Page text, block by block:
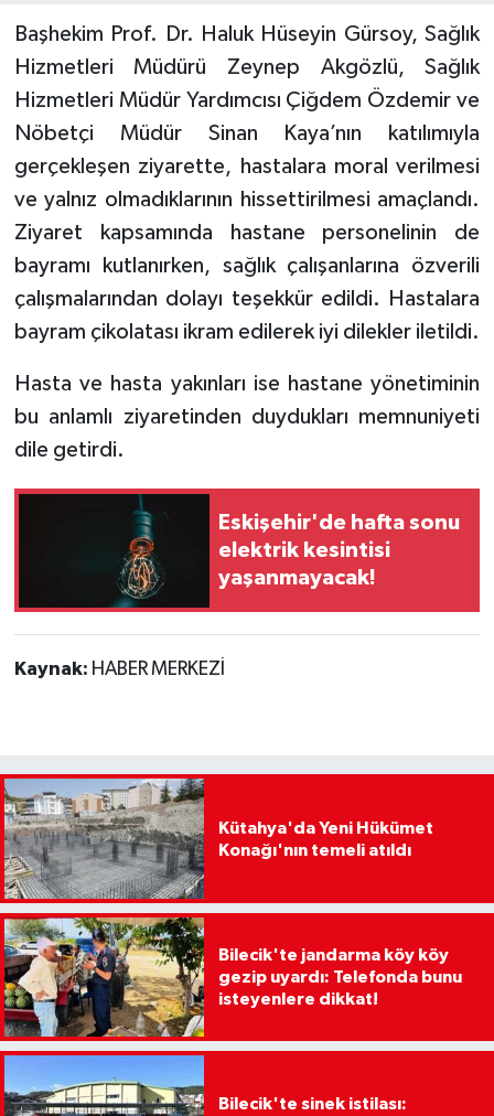
Başhekim Prof. Dr. Haluk Hüseyin Gürsoy, Sağlık
Hizmetleri Müdürü Zeynep Akgözlü, Sağlık
Hizmetleri Müdür Yardımcısı Çiğdem Özdemir ve
Nöbetçi Müdür Sinan Kaya’nın katılımıyla
gerçekleşen ziyarette, hastalara moral verilmesi
ve yalnız olmadıklarının hissettirilmesi amaçlandı.
Ziyaret kapsamında hastane personelinin de
bayramı kutlanırken, sağlık çalışanlarına özverili
çalışmalarından dolayı teşekkür edildi. Hastalara
bayram çikolatası ikram edilerek iyi dilekler iletildi.
Hasta ve hasta yakınları ise hastane yönetiminin
bu anlamlı ziyaretinden duydukları memnuniyeti
dile getirdi.
Eskişehir'de hafta sonu
elektrik kesintisi
yaşanmayacak!
Kaynak: HABER MERKEZİ
Kütahya'da Yeni Hükümet
Konağı'nın temeli atıldı
Bilecik'te jandarma köy köy
gezip uyardı: Telefonda bunu
isteyenlere dikkat!
Bilecik'te sinek istilası: